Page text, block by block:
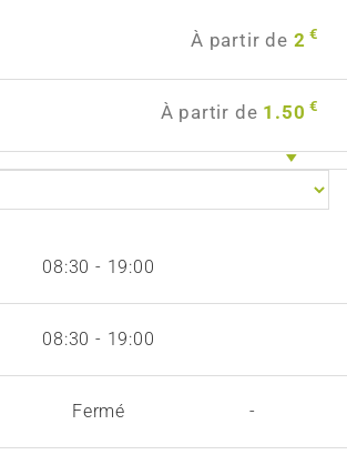
À partir de 2 €
À partir de 1.50 €
08:30 - 19:00
08:30 - 19:00
Fermé -